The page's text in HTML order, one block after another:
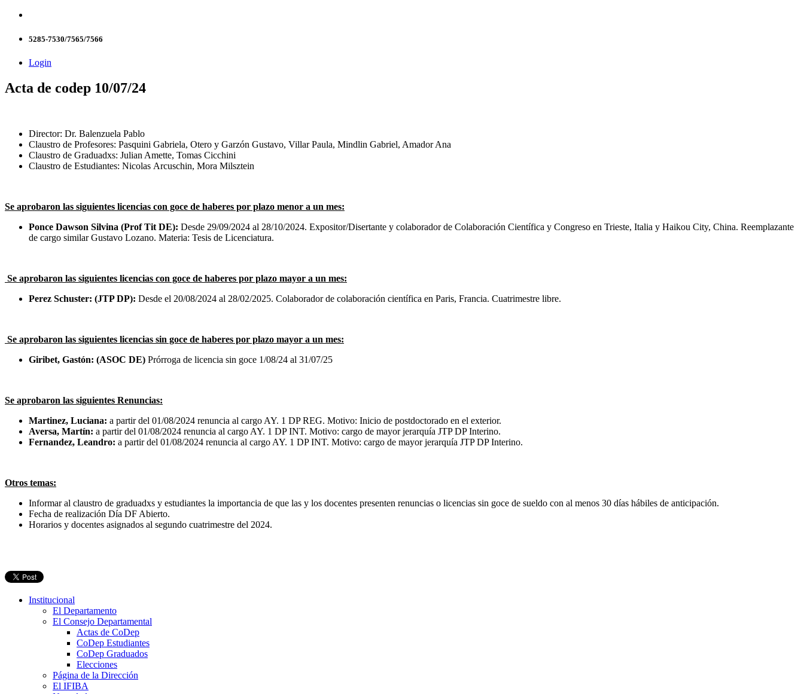
5285-7530/7565/7566
Login
Acta de codep 10/07/24
Director: Dr. Balenzuela Pablo
Claustro de Profesores: Pasquini Gabriela, Otero y Garzón Gustavo, Villar Paula, Mindlin Gabriel, Amador Ana
Claustro de Graduadxs: Julian Amette, Tomas Cicchini
Claustro de Estudiantes: Nicolas Arcuschin, Mora Milsztein
Se aprobaron las siguientes licencias con goce de haberes por plazo menor a un mes:
Ponce Dawson Silvina (Prof Tit DE): Desde 29/09/2024 al 28/10/2024. Expositor/Disertante y colaborador de Colaboración Científica y Congreso en Trieste, Italia y Haikou City, China. Reemplazante
de cargo similar Gustavo Lozano. Materia: Tesis de Licenciatura.
Se aprobaron las siguientes licencias con goce de haberes por plazo mayor a un mes:
Perez Schuster: (JTP DP): Desde el 20/08/2024 al 28/02/2025. Colaborador de colaboración científica en Paris, Francia. Cuatrimestre libre.
Se aprobaron las siguientes licencias sin goce de haberes por plazo mayor a un mes:
Giribet, Gastón: (ASOC DE) Prórroga de licencia sin goce 1/08/24 al 31/07/25
Se aprobaron las siguientes Renuncias:
Martinez, Luciana: a partir del 01/08/2024 renuncia al cargo AY. 1 DP REG. Motivo: Inicio de postdoctorado en el exterior.
Aversa, Martín: a partir del 01/08/2024 renuncia al cargo AY. 1 DP INT. Motivo: cargo de mayor jerarquía JTP DP Interino.
Fernandez, Leandro: a partir del 01/08/2024 renuncia al cargo AY. 1 DP INT. Motivo: cargo de mayor jerarquía JTP DP Interino.
Otros temas:
Informar al claustro de graduadxs y estudiantes la importancia de que las y los docentes presenten renuncias o licencias sin goce de sueldo con al menos 30 días hábiles de anticipación.
Fecha de realización Día DF Abierto.
Horarios y docentes asignados al segundo cuatrimestre del 2024.
Institucional
El Departamento
El Consejo Departamental
Actas de CoDep
CoDep Estudiantes
CoDep Graduados
Elecciones
Página de la Dirección
El IFIBA